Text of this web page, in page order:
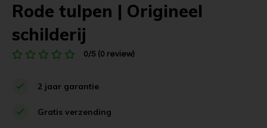
Rode tulpen | Origineel
schilderij
0/5 (0 review)
2 jaar garantie
Gratis verzending